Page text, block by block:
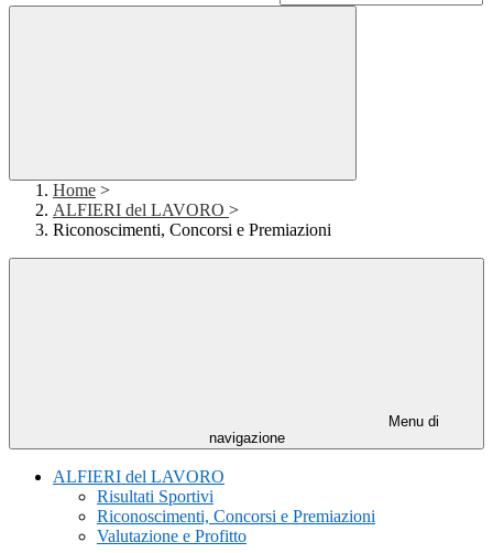
Home >
ALFIERI del LAVORO >
Riconoscimenti, Concorsi e Premiazioni
Menu di
navigazione
ALFIERI del LAVORO
Risultati Sportivi
Riconoscimenti, Concorsi e Premiazioni
Valutazione e Profitto